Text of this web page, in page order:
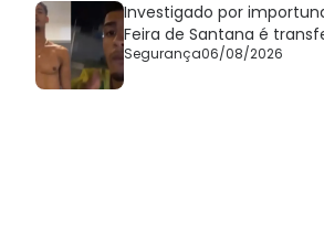
Investigado por
Feira de Santana é
Segurança06/08/2026